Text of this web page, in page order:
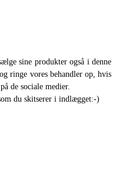
sine produkter også i denne
ringe vores behandler op, hvis
de sociale medier.
du skitserer i indlægget:-)